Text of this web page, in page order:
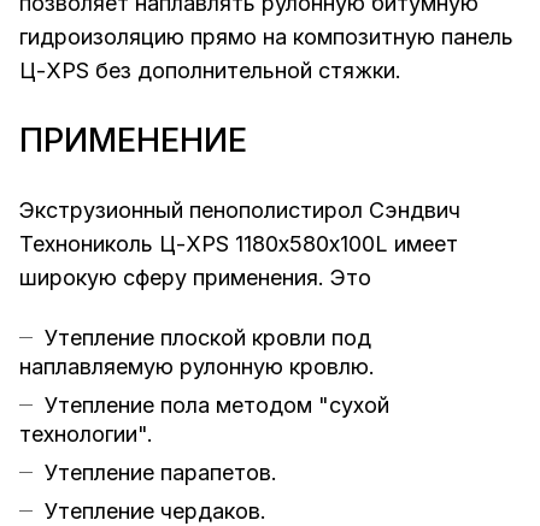
гидроизоляцию прямо на композитную панель
Ц-XPS без дополнительной стяжки.
ПРИМЕНЕНИЕ
Экструзионный пенополистирол Сэндвич
Технониколь Ц-XPS 1180х580х100L имеет
широкую сферу применения. Это
Утепление плоской кровли под
наплавляемую рулонную кровлю.
Утепление пола методом "сухой
технологии".
Утепление парапетов.
Утепление чердаков.